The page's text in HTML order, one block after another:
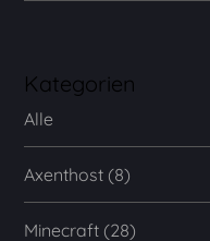
Kategorien
Alle
Axenthost (8)
Minecraft (28)